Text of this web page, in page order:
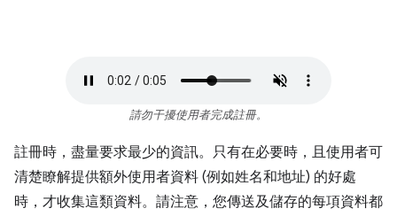
請勿干擾使用者完成註冊。
註冊時，盡量要求最少的資訊。只有在必要時，且使用者可
清楚瞭解提供額外使用者資料 (例如姓名和地址) 的好處
時，才收集這類資料。請注意，您傳送及儲存的每項資料都